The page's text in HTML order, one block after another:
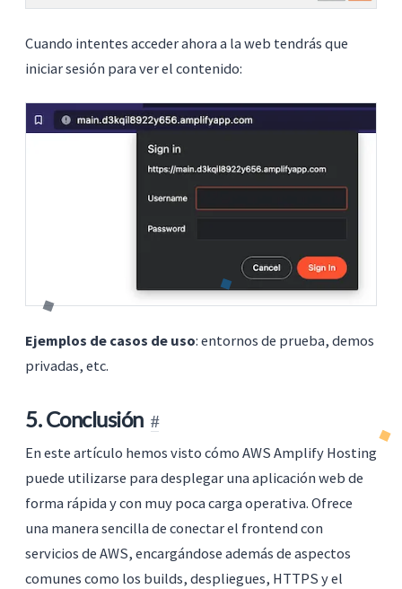
Cuando intentes acceder ahora a la web tendrás que
iniciar sesión para ver el contenido:
Ejemplos de casos de uso: entornos de prueba, demos
privadas, etc.
5. Conclusión
En este artículo hemos visto cómo AWS Amplify Hosting
puede utilizarse para desplegar una aplicación web de
forma rápida y con muy poca carga operativa. Ofrece
una manera sencilla de conectar el frontend con
servicios de AWS, encargándose además de aspectos
comunes como los builds, despliegues, HTTPS y el